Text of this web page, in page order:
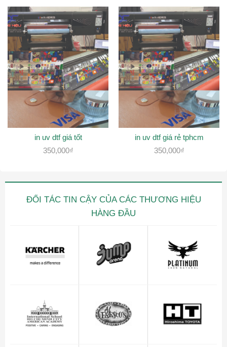
in uv dtf giá tốt
350,000₫
in uv dtf giá rẻ tphcm
350,000₫
ĐỐI TÁC TIN CẬY CỦA CÁC THƯƠNG HIỆU
HÀNG ĐẦU